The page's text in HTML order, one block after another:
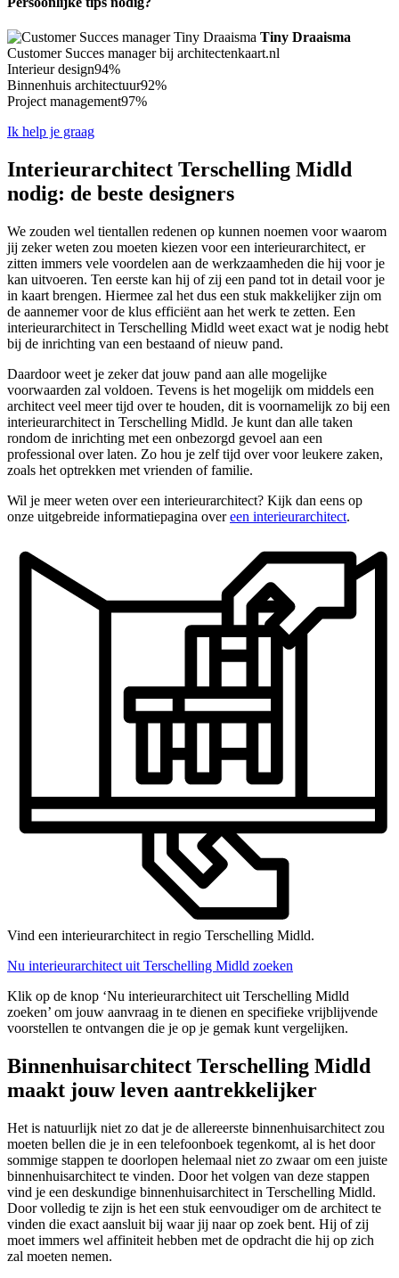
Tiny Draaisma
Customer Succes manager bij architectenkaart.nl
Interieur design94%
Binnenhuis architectuur92%
Project management97%
Ik help je graag
Interieurarchitect Terschelling Midld
nodig: de beste designers
We zouden wel tientallen redenen op kunnen noemen voor waarom
jij zeker weten zou moeten kiezen voor een interieurarchitect, er
zitten immers vele voordelen aan de werkzaamheden die hij voor je
kan uitvoeren. Ten eerste kan hij of zij een pand tot in detail voor je
in kaart brengen. Hiermee zal het dus een stuk makkelijker zijn om
de aannemer voor de klus efficiënt aan het werk te zetten. Een
interieurarchitect in Terschelling Midld weet exact wat je nodig hebt
bij de inrichting van een bestaand of nieuw pand.
Daardoor weet je zeker dat jouw pand aan alle mogelijke
voorwaarden zal voldoen. Tevens is het mogelijk om middels een
architect veel meer tijd over te houden, dit is voornamelijk zo bij een
interieurarchitect in Terschelling Midld. Je kunt dan alle taken
rondom de inrichting met een onbezorgd gevoel aan een
professional over laten. Zo hou je zelf tijd over voor leukere zaken,
zoals het optrekken met vrienden of familie.
Wil je meer weten over een interieurarchitect? Kijk dan eens op
onze uitgebreide informatiepagina overeen interieurarchitect.
Vind een interieurarchitect in regio Terschelling Midld.
Nu interieurarchitect uit Terschelling Midld zoeken
Klik op de knop ‘Nu interieurarchitect uit Terschelling Midld
zoeken’ om jouw aanvraag in te dienen en specifieke vrijblijvende
voorstellen te ontvangen die je op je gemak kunt vergelijken.
Binnenhuisarchitect Terschelling Midld
maakt jouw leven aantrekkelijker
Het is natuurlijk niet zo dat je de allereerste binnenhuisarchitect zou
moeten bellen die je in een telefoonboek tegenkomt, al is het door
sommige stappen te doorlopen helemaal niet zo zwaar om een juiste
binnenhuisarchitect te vinden. Door het volgen van deze stappen
vind je een deskundige binnenhuisarchitect in Terschelling Midld.
Door volledig te zijn is het een stuk eenvoudiger om de architect te
vinden die exact aansluit bij waar jij naar op zoek bent. Hij of zij
moet immers wel affiniteit hebben met de opdracht die hij op zich
zal moeten nemen.